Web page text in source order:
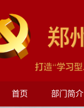
首页 部门简介